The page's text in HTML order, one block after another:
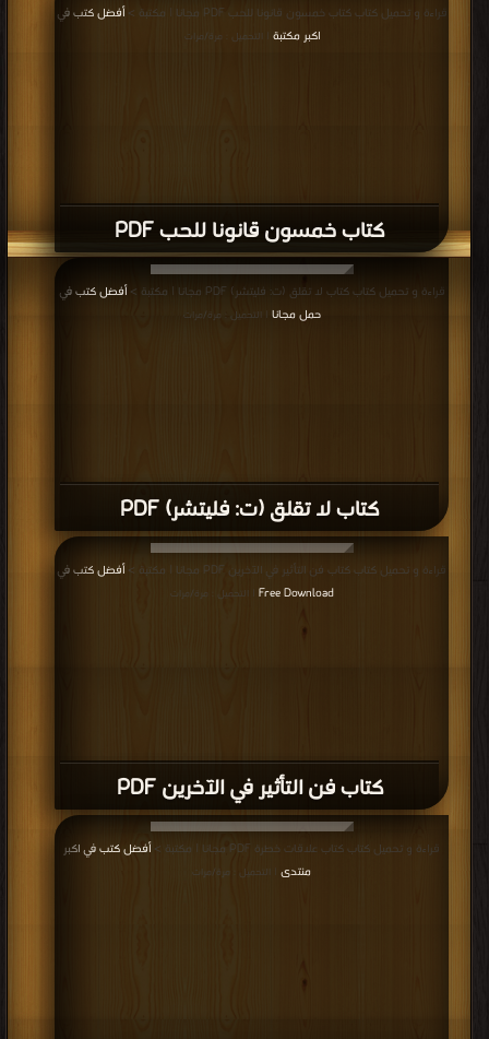
كتاب خمسون قانونا للحب PDF
قراءة و تحميل كتاب كتاب خمسون قانونا للحب PDF مجانا | مكتبة >
أفضل كتب في
اكبر مكتبة
| التحميل : مرة/مرات
كتاب لا تقلق (ت: فليتشر) PDF
قراءة و تحميل كتاب كتاب لا تقلق (ت: فليتشر) PDF مجانا | مكتبة >
أفضل كتب في
حمل مجانا | التحميل : مرة/مرات
كتاب فن التأثير في الآخرين PDF
قراءة و تحميل كتاب كتاب فن التأثير في الآخرين PDF مجانا | مكتبة >
أفضل كتب في
Free Download | التحميل : مرة/مرات
قراءة و تحميل كتاب كتاب علاقات خطرة PDF مجانا | مكتبة >
أفضل كتب في اكبر
منتدى
| التحميل : مرة/مرات